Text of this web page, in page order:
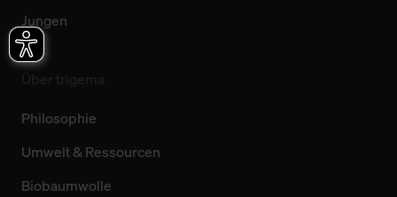
Jungen
Philosophie
Umwelt & Ressourcen
Biobaumwolle